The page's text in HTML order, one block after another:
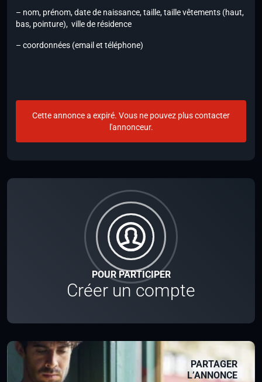
POUR PARTICIPER
Créer un compte
PARTAGER
L’ANNONCE
– nom, prénom, date de naissance, taille, taille vêtements (haut,
bas, pointure), ville de résidence
– coordonnées (email et téléphone)
Cette annonce a expiré. Vous ne pouvez plus contacter
l'annonceur.